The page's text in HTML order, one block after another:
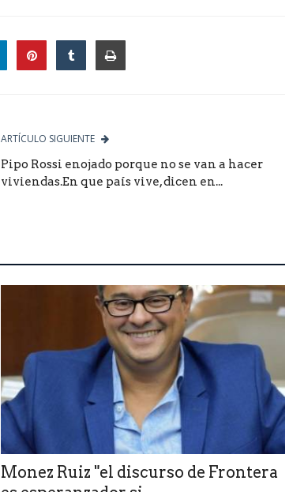
ARTÍCULO SIGUIENTE
Pipo Rossi enojado porque no se van a hacer
viviendas.En que país vive, dicen en...
Monez Ruiz "el discurso de Frontera
Un año después de la guerra, Putin
está creando la Rusia...
0